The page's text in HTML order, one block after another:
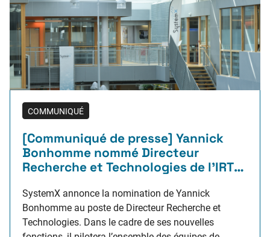
COMMUNIQUÉ
[Communiqué de presse] Yannick
Bonhomme nommé Directeur
Recherche et Technologies de l’IRT
SystemX annonce la nomination de Yannick
Bonhomme au poste de Directeur Recherche et
Technologies. Dans le cadre de ses nouvelles